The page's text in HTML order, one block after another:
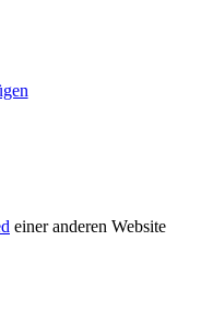
einer anderen Website